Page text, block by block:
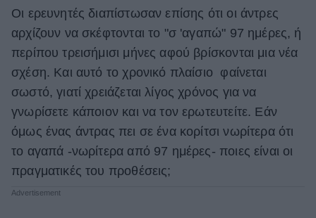
Οι ερευνητές διαπίστωσαν επίσης ότι οι άντρες
αρχίζουν να σκέφτονται το "σ 'αγαπώ" 97 ημέρες, ή
περίπου τρεισήμισι μήνες αφού βρίσκονται μια νέα
σχέση. Και αυτό το χρονικό πλαίσιο φαίνεται
σωστό, γιατί χρειάζεται λίγος χρόνος για να
γνωρίσετε κάποιον και να τον ερωτευτείτε. Εάν
όμως ένας άντρας πει σε ένα κορίτσι νωρίτερα ότι
το αγαπά -νωρίτερα από 97 ημέρες- ποιες είναι οι
πραγματικές του προθέσεις;